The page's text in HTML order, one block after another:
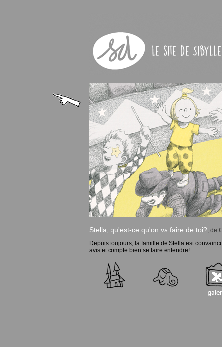
Stella, qu'est-ce qu'on va faire de toi?, de
Depuis toujours, la famille de Stella est
avis et compte bien se faire entendre!